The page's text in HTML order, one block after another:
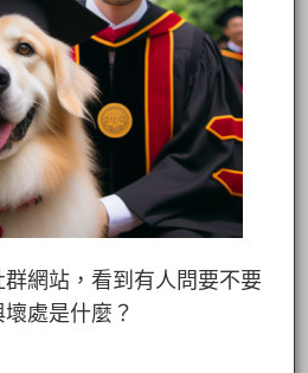
網站，看到有人問要不要
處是什麼？